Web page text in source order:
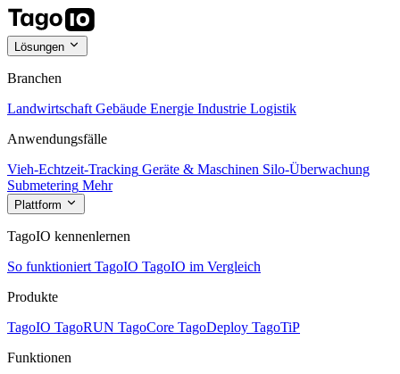
Lösungen
Branchen
Landwirtschaft Gebäude Energie Industrie Logistik
Anwendungsfälle
Vieh-Echtzeit-Tracking Geräte & Maschinen Silo-Überwachung
Submetering Mehr
Plattform
TagoIO kennenlernen
So funktioniert TagoIO TagoIO im Vergleich
Produkte
TagoIO TagoRUN TagoCore TagoDeploy TagoTiP
Funktionen